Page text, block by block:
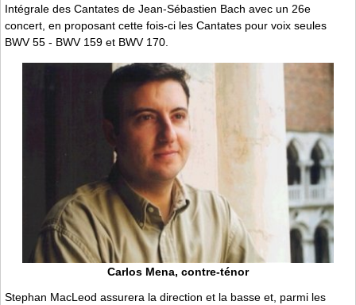
Intégrale des Cantates de Jean-Sébastien Bach avec un 26e
concert, en proposant cette fois-ci les Cantates pour voix seules
BWV 55 - BWV 159 et BWV 170.
Carlos Mena, contre-ténor
Stephan MacLeod assurera la direction et la basse et, parmi les